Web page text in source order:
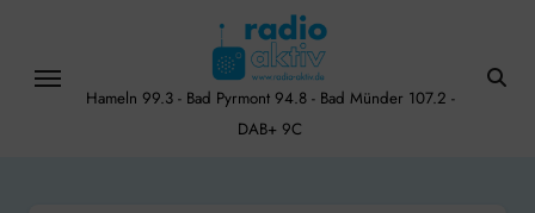
content
Hameln 99.3 - Bad Pyrmont 94.8 - Bad Münder 107.2 -
DAB+ 9C